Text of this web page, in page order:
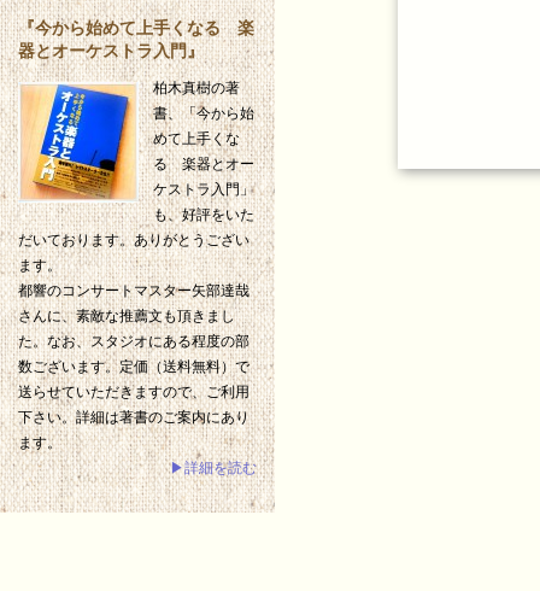
『今から始めて上手くなる 楽
器とオーケストラ入門』
柏木真樹の著
書、「今から始
めて上手くな
る 楽器とオー
ケストラ入門」
も、好評をいた
だいております。ありがとうござい
ます。
都響のコンサートマスター矢部達哉
さんに、素敵な推薦文も頂きまし
た。なお、スタジオにある程度の部
数ございます。定価（送料無料）で
送らせていただきますので、ご利用
下さい。詳細は著書のご案内にあり
ます。
▶詳細を読む